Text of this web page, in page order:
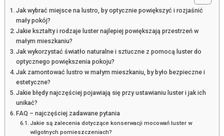
Jak wybrać miejsce na lustro, by optycznie powiększyć i rozjaśnić
mały pokój?
Jakie kształty i rodzaje luster najlepiej powiększają przestrzeń w
małym mieszkaniu?
Jak wykorzystać światło naturalne i sztuczne z pomocą luster do
optycznego powiększenia pokoju?
Jak zamontować lustro w małym mieszkaniu, by było bezpieczne i
estetyczne?
Jakie błędy najczęściej pojawiają się przy ustawianiu luster i jak ich
unikać?
FAQ – najczęściej zadawane pytania
Jakie są zalecenia dotyczące konserwacji mocowań luster w
wilgotnych pomieszczeniach?